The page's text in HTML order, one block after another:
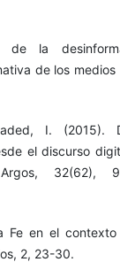
de la
de los medios
I. (2015).
el discurso
32(62),
Fe en el
2, 23-30.